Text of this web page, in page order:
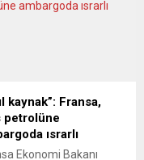
görülen rakibi Marine
sonucu üzerinde
bir rol oynaması
Avrupa basını,
kaynak”: Fransa,
petrolüne
ısrarlı
Ekonomi Bakanı